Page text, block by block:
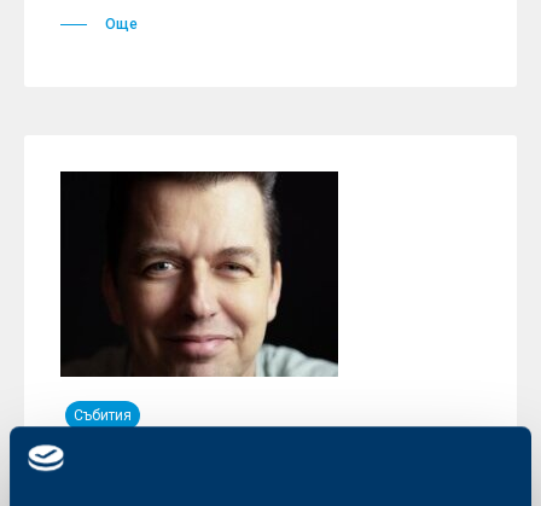
Още
Събития
Питър Ван Хес, иновационен